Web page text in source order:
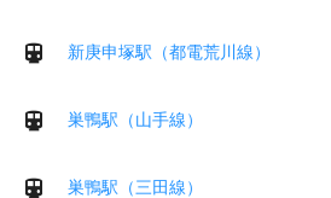
新庚申塚駅（都電荒川線）
巣鴨駅（山手線）
巣鴨駅（三田線）